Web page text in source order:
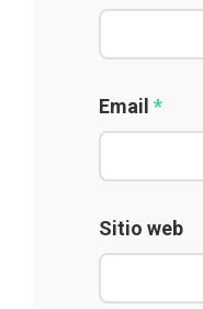
Email *
Sitio web